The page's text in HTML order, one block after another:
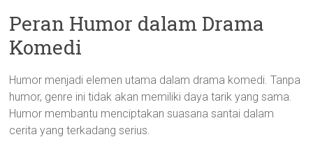
Peran Humor dalam Drama
Komedi
Humor menjadi elemen utama dalam drama komedi. Tanpa
humor, genre ini tidak akan memiliki daya tarik yang sama.
Humor membantu menciptakan suasana santai dalam
cerita yang terkadang serius.